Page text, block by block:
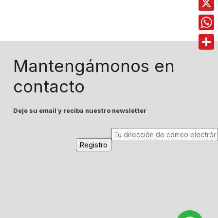
Mantengámonos en
contacto
Deje su email y reciba nuestro newsletter
X